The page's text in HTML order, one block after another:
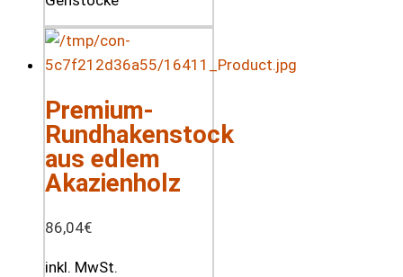
Premium-
Rundhakenstock
aus edlem
Akazienholz
86,04€
inkl. MwSt.